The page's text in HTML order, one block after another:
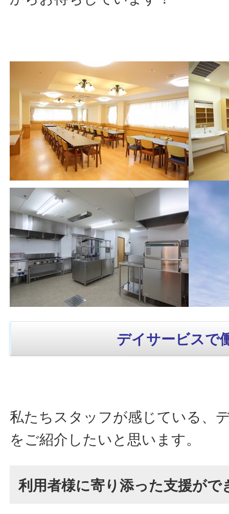
デイサービスで
私たちスタッフが感じている、
をご紹介したいと思います。
利用者様に寄り添った支援がで